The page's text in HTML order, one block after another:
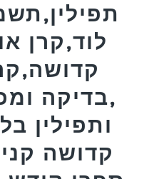
לוד,קרן
,בדיקה
ותפילין
קדושה